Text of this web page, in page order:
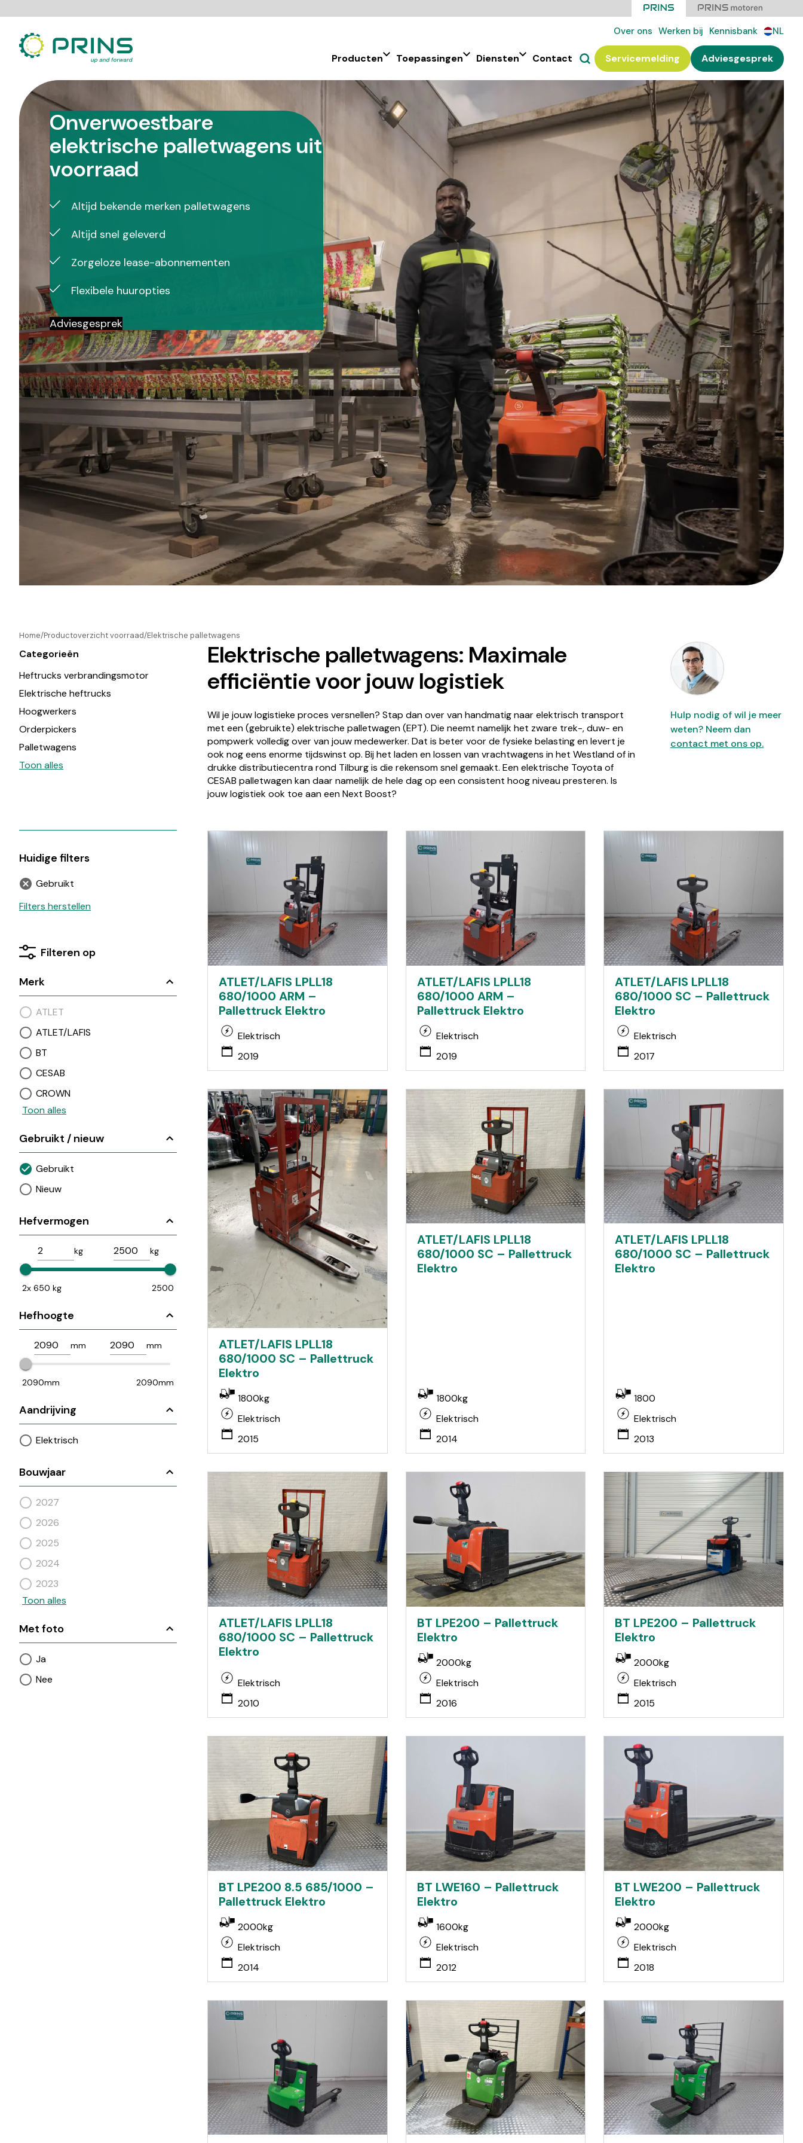
direct
inhoud
Over ons Werken bij Kennisbank NL
Producten Toepassingen Diensten Contact Servicemelding Adviesgesprek
Onverwoestbare
elektrische palletwagens uit
voorraad
Altijd bekende merken palletwagens
Altijd snel geleverd
Zorgeloze lease-abonnementen
Flexibele huuropties
Adviesgesprek
Home Productoverzicht voorraad Elektrische palletwagens
Categorieën
Heftrucks verbrandingsmotor
Elektrische heftrucks
Hoogwerkers
Orderpickers
Palletwagens
Elektrische palletwagens
Veegmachines
Toon alles
Elektrische palletwagens: Maximale
efficiëntie voor jouw logistiek
Wil je jouw logistieke proces versnellen? Stap dan over van handmatig naar elektrisch transport
met een (gebruikte) elektrische palletwagen (EPT). Die neemt namelijk het zware trek-, duw- en
pompwerk volledig over van jouw medewerker. Dat is beter voor de fysieke belasting en levert je
ook nog eens enorme tijdswinst op. Bij het laden en lossen van vrachtwagens in het Westland of in
drukke distributiecentra rond Tilburg is die rekensom snel gemaakt. Een elektrische Toyota of
CESAB palletwagen kan daar namelijk de hele dag op een consistent hoog niveau presteren. Is
jouw logistiek ook toe aan een Next Boost?
Hulp nodig of wil je meer
weten? Neem dan
contact met ons op.
Huidige filters
Gebruikt
Filters herstellen
Filteren op
Merk
ATLET
ATLET/LAFIS
BT
CESAB
CROWN
Toon alles
Gebruikt / nieuw
Gebruikt
Nieuw
Hefvermogen
kg kg
2x 650 kg 2500
Hefhoogte
mm mm
2090mm 2090mm
Aandrijving
Elektrisch
Bouwjaar
2027
2026
2025
2024
2023
Toon alles
Met foto
Ja
Nee
ATLET/LAFIS LPLL18
680/1000 ARM –
Pallettruck Elektro
Elektrisch
2019
ATLET/LAFIS LPLL18
680/1000 ARM –
Pallettruck Elektro
Elektrisch
2019
ATLET/LAFIS LPLL18
680/1000 SC – Pallettruck
Elektro
Elektrisch
2017
ATLET/LAFIS LPLL18
680/1000 SC – Pallettruck
Elektro
1800kg
Elektrisch
2015
ATLET/LAFIS LPLL18
680/1000 SC – Pallettruck
Elektro
1800kg
Elektrisch
2014
ATLET/LAFIS LPLL18
680/1000 SC – Pallettruck
Elektro
1800
Elektrisch
2013
ATLET/LAFIS LPLL18
680/1000 SC – Pallettruck
Elektro
Elektrisch
2010
BT LPE200 – Pallettruck
Elektro
2000kg
Elektrisch
2016
BT LPE200 – Pallettruck
Elektro
2000kg
Elektrisch
2015
BT LPE200 8.5 685/1000 –
Pallettruck Elektro
2000kg
Elektrisch
2014
BT LWE160 – Pallettruck
Elektro
1600kg
Elektrisch
2012
BT LWE200 – Pallettruck
Elektro
2000kg
Elektrisch
2018